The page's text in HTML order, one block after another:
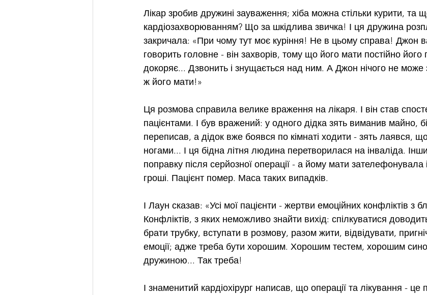
Лікар зробив дружині зауваження; хіба можна стільки курити, та
кардіозахворюванням? Що за шкідлива звичка! І ця дружина
закричала: «При чому тут моє куріння! Не в цьому справа! Джон
говорить головне - він захворів, тому що його мати постійно
докоряє... Дзвонить і знущається над ним. А Джон нічого не
ж його мати!»
Ця розмова справила велике враження на лікаря. І він став
пацієнтами. І був вражений: у одного дідка зять виманив майно,
переписав, а дідок вже боявся по кімнаті ходити - зять лаявся,
ногами... І ця бідна літня людина перетворилася на інваліда.
поправку після серйозної операції - а йому мати зателефонувала
гроші. Пацієнт помер. Маса таких випадків.
І Лаун сказав: «Усі мої пацієнти - жертви емоційних конфліктів з
Конфліктів, з яких неможливо знайти вихід: спілкуватися
брати трубку, вступати в розмову, разом жити, відвідувати,
емоції; адже треба бути хорошим. Хорошим тестем, хорошим
дружиною... Так треба!
І знаменитий кардіохірург написав, що операції та лікування -